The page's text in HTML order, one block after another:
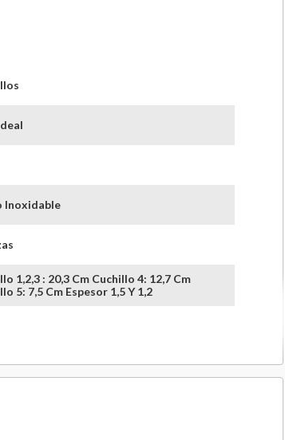
Inoxidable
1,2,3 : 20,3 Cm Cuchillo 4: 12,7 Cm
5: 7,5 Cm Espesor 1,5 Y 1,2
+ Taco